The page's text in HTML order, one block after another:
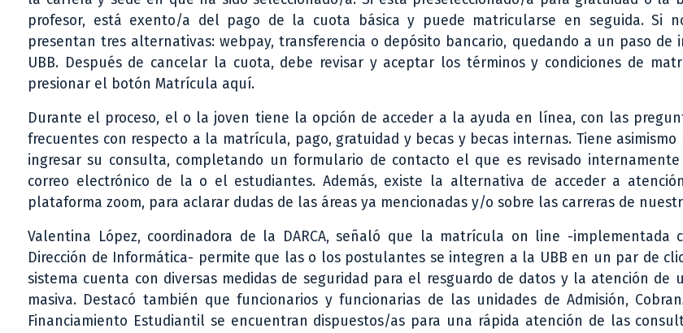
profesor, está exento/a del pago de la cuota básica y puede matricularse en seguida. Si
presentan tres alternativas: webpay, transferencia o depósito bancario, quedando a un paso de
UBB. Después de cancelar la cuota, debe revisar y aceptar los términos y condiciones de
presionar el botón Matrícula aquí.
Durante el proceso, el o la joven tiene la opción de acceder a la ayuda en línea, con las
frecuentes con respecto a la matrícula, pago, gratuidad y becas y becas internas. Tiene
ingresar su consulta, completando un formulario de contacto el que es revisado
correo electrónico de la o el estudiantes. Además, existe la alternativa de acceder a
plataforma zoom, para aclarar dudas de las áreas ya mencionadas y/o sobre las carreras de
Valentina López, coordinadora de la DARCA, señaló que la matrícula on line -implementada
Dirección de Informática- permite que las o los postulantes se integren a la UBB en un par de
sistema cuenta con diversas medidas de seguridad para el resguardo de datos y la atención de
masiva. Destacó también que funcionarios y funcionarias de las unidades de Admisión,
Financiamiento Estudiantil se encuentran dispuestos/as para una rápida atención de las